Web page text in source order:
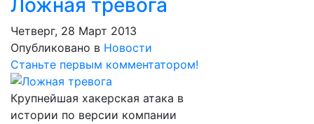
Ложная тревога
Четверг, 28 Март 2013
Опубликовано в Новости
Станьте первым комментатором!
Крупнейшая хакерская атака в
истории по версии компании